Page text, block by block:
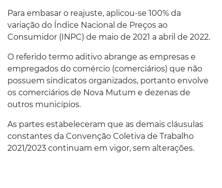
Para embasar o reajuste, aplicou-se 100% da
variação do Índice Nacional de Preços ao
Consumidor (INPC) de maio de 2021 a abril de 2022.
O referido termo aditivo abrange as empresas e
empregados do comércio (comerciários) que não
possuem sindicatos organizados, portanto envolve
os comerciários de Nova Mutum e dezenas de
outros municípios.
As partes estabeleceram que as demais cláusulas
constantes da Convenção Coletiva de Trabalho
2021/2023 continuam em vigor, sem alterações.